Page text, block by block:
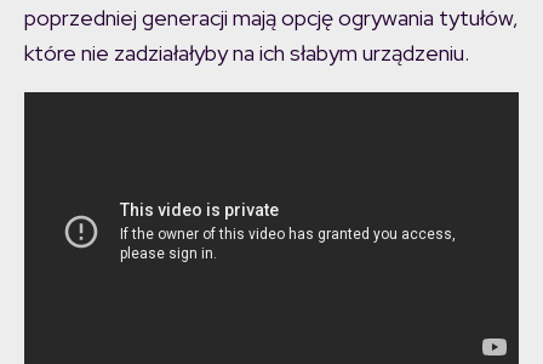
poprzedniej generacji mają opcję ogrywania tytułów,
które nie zadziałałyby na ich słabym urządzeniu.